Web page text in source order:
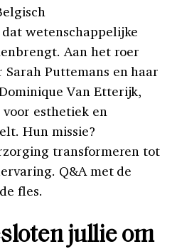
wetenschappelijke
Aan het roer
Puttemans en haar
Van Etterijk,
esthetiek en
Hun missie?
transformeren tot
Q&A met de
fles.
jullie om